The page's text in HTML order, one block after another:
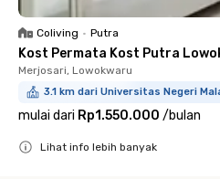
Coliving • Putra
Kost Permata Kost Putra
Merjosari, Lowokwaru
3.1 km dari Universitas Negeri
mulai dari Rp1.550.000 /bulan
Lihat info lebih banyak